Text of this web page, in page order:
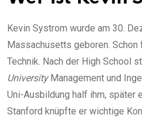
Kevin Systrom wurde am 30.
Massachusetts geboren.
Technik. Nach der High School
UniversityManagement und
Uni-Ausbildung half ihm, später
Stanford knüpfte er wichtige